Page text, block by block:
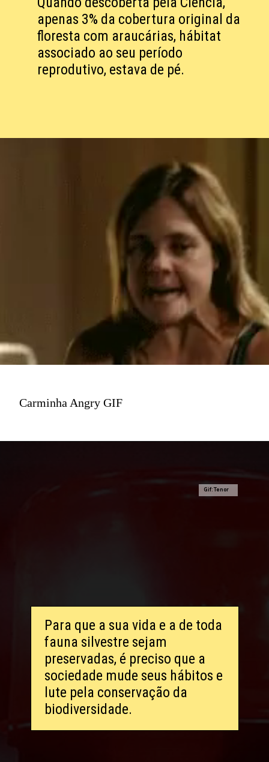
apenas 3% da cobertura original da
floresta com araucárias, hábitat
associado ao seu período
reprodutivo, estava de pé.
Carminha Angry GIF
Para que a sua vida e a de toda
fauna silvestre sejam
preservadas, é preciso que a
sociedade mude seus hábitos e
lute pela conservação da
biodiversidade.
Gif: Tenor